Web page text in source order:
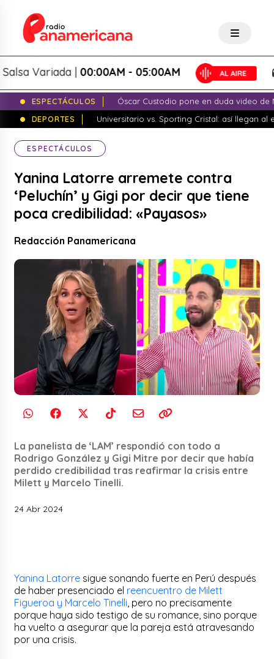
Variada |00:00AM - 05:00AM
ESPECTÁCULOS
Óscar Custodio pone en duda video de
DEPORTES
Universitario vs. Sporting Cristal: así llegan al
ESPECTÁCULOS
Yanina Latorre arremete contra
‘Peluchín’ y Gigi por decir que tiene
poca credibilidad: «Payasos»
Redacción Panamericana
La panelista de ‘LAM’ respondió con todo a
Rodrigo González y Gigi Mitre por decir que había
perdido credibilidad tras reafirmar la crisis entre
Milett y Marcelo Tinelli.
24 Abr 2024
Yanina Latorre sigue sonando fuerte en Perú después
de haber presenciado el reencuentro de Milett
Figueroa y Marcelo Tinelli , pero no precisamente
porque haya sido testigo de su romance, sino porque
ha vuelto a asegurar que la pareja está atravesando
por una crisis.